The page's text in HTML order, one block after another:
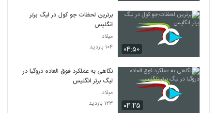
۰۴:۵۰
برترین لحظات جو کول در لیگ برتر
انگلیس
میلاد
۱۰۴ بازدید
۰۴:۴۵
نگاهی به عملکرد فوق العاده دروگبا در
لیگ برتر انگلیس
میلاد
۱۲۳ بازدید